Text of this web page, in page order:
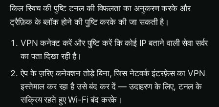
किल स्विच की पुष्टि टनल की विफलता का अनुकरण करके और
ट्रैफ़िक के ब्लॉक होने की पुष्टि करके की जा सकती है।
VPN कनेक्ट करें और पुष्टि करें कि कोई IP बताने वाली सेवा सर्वर
का पता दिखा रही है।
ऐप के ज़रिए कनेक्शन तोड़े बिना, जिस नेटवर्क इंटरफ़ेस का VPN
इस्तेमाल कर रहा है उसे बंद कर दें — उदाहरण के लिए, टनल के
सक्रिय रहते हुए Wi-Fi बंद करके।